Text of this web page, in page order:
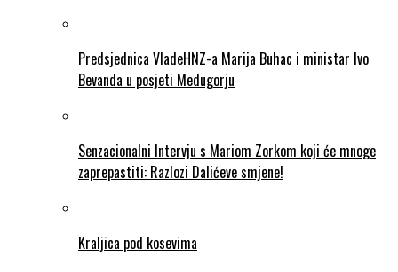
Predsjednica VladeHNZ-a Marija Buhac i ministar Ivo
Bevanda u posjeti Medugorju
Senzacionalni Intervju s Mariom Zorkom koji će mnoge
zaprepastiti: Razlozi Dalićeve smjene!
Kraljica pod kosevima